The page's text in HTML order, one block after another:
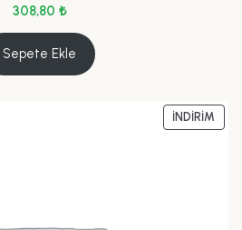
308,80 ₺
Sepete Ekle
İNDIRIM